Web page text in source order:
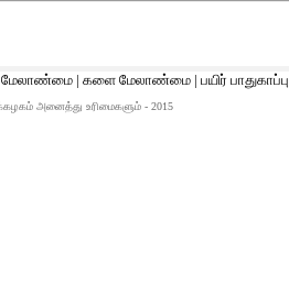
மேலாண்மை | களை மேலாண்மை | பயிர் பாதுகாப்பு
அனைத்து உரிமைகளும் - 2015